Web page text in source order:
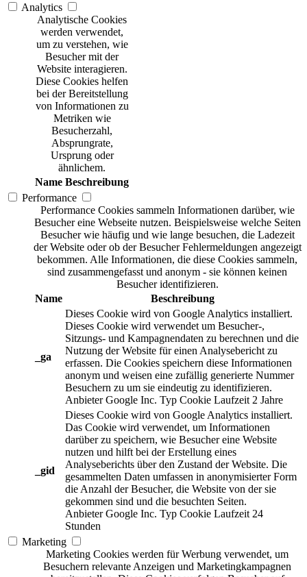
Analytics
Analytische Cookies
werden verwendet,
um zu verstehen, wie
Besucher mit der
Website interagieren.
Diese Cookies helfen
bei der Bereitstellung
von Informationen zu
Metriken wie
Besucherzahl,
Absprungrate,
Ursprung oder
ähnlichem.
Name Beschreibung
Performance
Performance Cookies sammeln Informationen darüber, wie
Besucher eine Webseite nutzen. Beispielsweise welche Seiten
Besucher wie häufig und wie lange besuchen, die Ladezeit
der Website oder ob der Besucher Fehlermeldungen angezeigt
bekommen. Alle Informationen, die diese Cookies sammeln,
sind zusammengefasst und anonym - sie können keinen
Besucher identifizieren.
Name
Beschreibung
_ga
Dieses Cookie wird von Google Analytics installiert.
Dieses Cookie wird verwendet um Besucher-,
Sitzungs- und Kampagnendaten zu berechnen und die
Nutzung der Website für einen Analysebericht zu
erfassen. Die Cookies speichern diese Informationen
anonym und weisen eine zufällig generierte Nummer
Besuchern zu um sie eindeutig zu identifizieren.
Anbieter Google Inc. Typ Cookie Laufzeit 2 Jahre
_gid
Dieses Cookie wird von Google Analytics installiert.
Das Cookie wird verwendet, um Informationen
darüber zu speichern, wie Besucher eine Website
nutzen und hilft bei der Erstellung eines
Analyseberichts über den Zustand der Website. Die
gesammelten Daten umfassen in anonymisierter Form
die Anzahl der Besucher, die Website von der sie
gekommen sind und die besuchten Seiten.
Anbieter Google Inc. Typ Cookie Laufzeit 24
Stunden
Marketing
Marketing Cookies werden für Werbung verwendet, um
Besuchern relevante Anzeigen und Marketingkampagnen